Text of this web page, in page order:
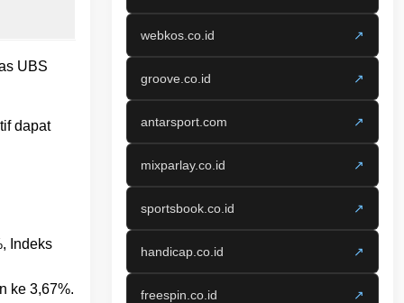
UBS
dapat
Indeks
ke 3,67%.
webkos.co.id ↗
groove.co.id ↗
antarsport.com ↗
mixparlay.co.id ↗
sportsbook.co.id ↗
handicap.co.id ↗
freespin.co.id ↗